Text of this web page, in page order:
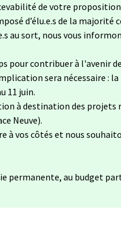
de votre proposition.
d’élu.e.s de la majorité
au sort, nous vous
pour contribuer à l'avenir
sera nécessaire :
11 juin.
à destination des projets
Neuve).
à vos côtés et nous
permanente, au budget